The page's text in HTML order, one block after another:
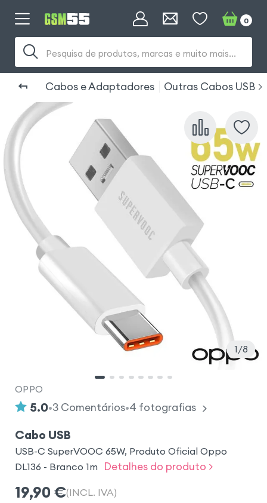
Pesquisa de produtos, marcas e muito mais...
0
Cabos e Adaptadores Outras Cabos USB
1 8
OPPO
5.0•3Comentários•4 fotografias
Cabo USB
USB-C SuperVOOC 65W, Produto Oficial Oppo
DL136 - Branco 1m
Detalhes do produto >
19,90 €(INCL. IVA)